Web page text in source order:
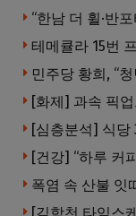
민주당 황희, “
[김학천 타임스